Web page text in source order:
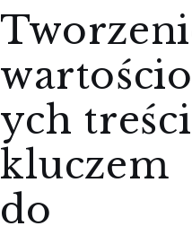
ych treści
kluczem
do